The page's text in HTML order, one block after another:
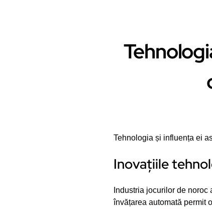
Tehnologia și influența ei
Inovațiile
Industria jocurilor de
învățarea automată permit